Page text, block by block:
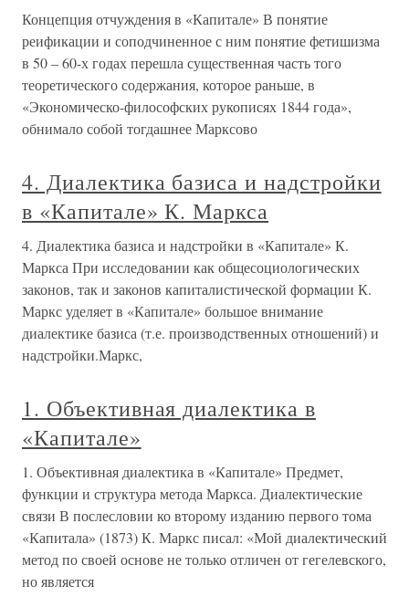
Концепция отчуждения в «Капитале» В понятие
реификации и соподчиненное с ним понятие фетишизма
в 50 – 60-х годах перешла существенная часть того
теоретического содержания, которое раньше, в
«Экономическо-философских рукописях 1844 года»,
обнимало собой тогдашнее Марксово
4. Диалектика базиса и надстройки
в «Капитале» К. Маркса
4. Диалектика базиса и надстройки в «Капитале» К.
Маркса При исследовании как общесоциологических
законов, так и законов капиталистической формации К.
Маркс уделяет в «Капитале» большое внимание
диалектике базиса (т.е. производственных отношений) и
надстройки.Маркс,
1. Объективная диалектика в
«Капитале»
1. Объективная диалектика в «Капитале» Предмет,
функции и структура метода Маркса. Диалектические
связи В послесловии ко второму изданию первого тома
«Капитала» (1873) К. Маркс писал: «Мой диалектический
метод по своей основе не только отличен от гегелевского,
но является